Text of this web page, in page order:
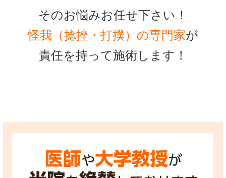
そのお悩みお任せ下さい！
怪我（捻挫・打撲）の専門家が
責任を持って施術します！